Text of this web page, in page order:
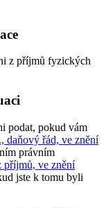
z příjmů fyzických
podat, pokud vám
daňový řád, ve znění
právním
příjmů, ve znění
jste k tomu byli